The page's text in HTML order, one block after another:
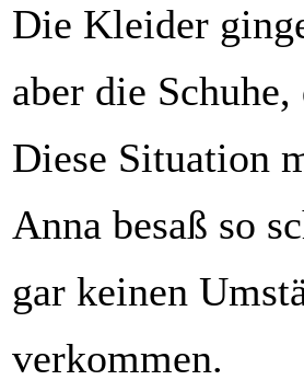
Die Kleider
aber die
Diese Situation
Anna besaß so
gar keinen
verkommen.